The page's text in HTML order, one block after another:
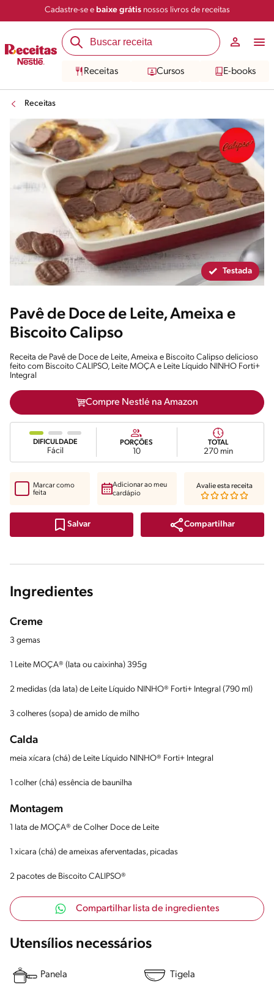
Cadastre-se e baixe grátisnossos livros de receitas
Receitas Cursos E-books
Receitas
Salvar Compartilhar
Testada
Pavê de Doce de Leite, Ameixa e
Biscoito Calipso
Receita de Pavê de Doce de Leite, Ameixa e Biscoito Calipso delicioso
feito com Biscoito CALIPSO, Leite MOÇA e Leite Líquido NINHO Forti+
Integral
Compre Nestlé na Amazon
DIFICULDADE
Fácil
PORÇÕES
10
TOTAL
270 min
Salvar Compartilhar
Marcar como
feita
Adicionar ao meu
cardápio
Avalie esta receita
Ingredientes
Creme
3 gemas
1 Leite MOÇA®️ (lata ou caixinha) 395g
2 medidas (da lata) de Leite Líquido NINHO® Forti+ Integral (790 ml)
3 colheres (sopa) de amido de milho
Calda
meia xícara (chá) de Leite Líquido NINHO® Forti+ Integral
1 colher (chá) essência de baunilha
Montagem
1 lata de MOÇA® de Colher Doce de Leite
1 xicara (chá) de ameixas aferventadas, picadas
2 pacotes de Biscoito CALIPSO®️
Compartilhar lista de ingredientes
Utensílios necessários
Panela Tigela